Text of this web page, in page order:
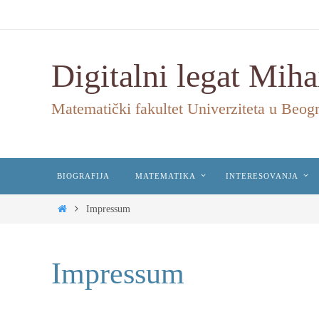
Digitalni legat
Matematički fakultet Univerziteta u
BIOGRAFIJA MATEMATIKA INTERESOVANJA
Impressum
Impressum